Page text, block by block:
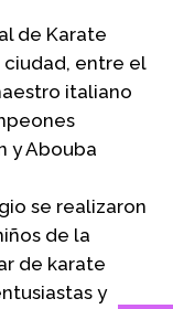
de Karate
entre el
italiano
y Abouba
se realizaron
de la
de karate
y